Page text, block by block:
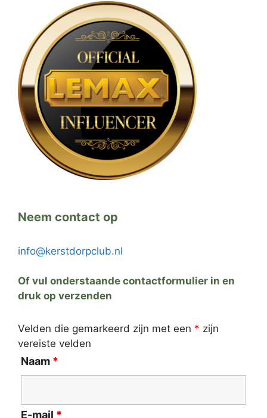
Neem contact op
info@kerstdorpclub.nl
Of vul onderstaande contactformulier in en
druk op verzenden
Velden die gemarkeerd zijn met een * zijn
vereiste velden
Naam *
E-mail *